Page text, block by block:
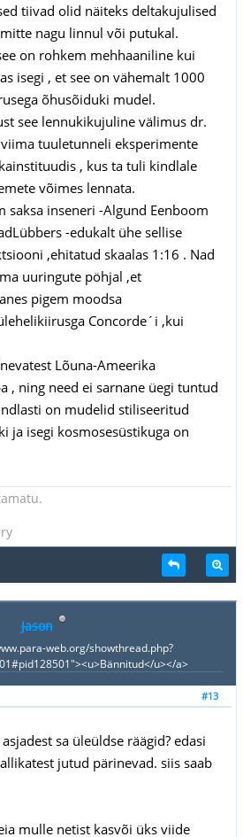
tiivad olid näiteks deltakujulised
nagu linnul või putukal.
on rohkem mehhaaniline kui
isegi , et see on vähemalt 1000
õhusõiduki mudel.
see lennukikujuline välimus dr.
tuuletunneli eksperimente
, kus ta tuli kindlale
võimes lennata.
saksa inseneri -Algund Eenboom
-edukalt ühe sellise
,ehitatud skaalas 1:16 . Nad
uuringute pöhjal ,et
pigem moodsa
Concorde´i ,kui
Lõuna-Ameerika
, ning need ei sarnane üegi tuntud
on mudelid stiliseeritud
ja isegi kosmosesüstikuga on
Jason
web.org/showthread.php?
u></a>
#13
sa üleüldse räägid? edasi
jutud pärinevad. siis saab
mulle netist kasvõi üks viide